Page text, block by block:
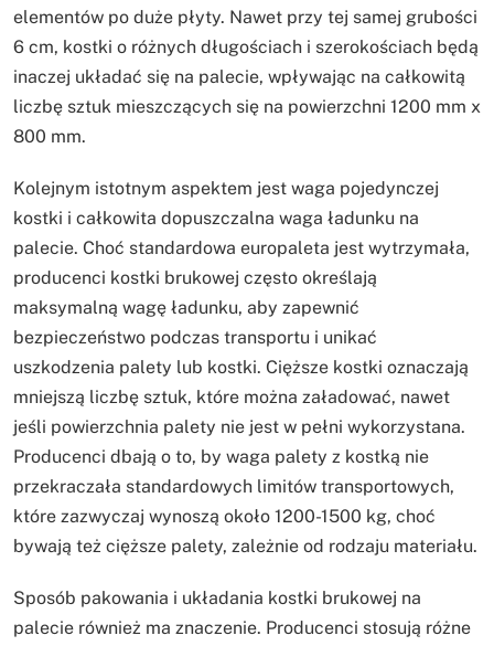
elementów po duże płyty. Nawet przy tej samej grubości
6 cm, kostki o różnych długościach i szerokościach będą
inaczej układać się na palecie, wpływając na całkowitą
liczbę sztuk mieszczących się na powierzchni 1200 mm x
800 mm.
Kolejnym istotnym aspektem jest waga pojedynczej
kostki i całkowita dopuszczalna waga ładunku na
palecie. Choć standardowa europaleta jest wytrzymała,
producenci kostki brukowej często określają
maksymalną wagę ładunku, aby zapewnić
bezpieczeństwo podczas transportu i unikać
uszkodzenia palety lub kostki. Cięższe kostki oznaczają
mniejszą liczbę sztuk, które można załadować, nawet
jeśli powierzchnia palety nie jest w pełni wykorzystana.
Producenci dbają o to, by waga palety z kostką nie
przekraczała standardowych limitów transportowych,
które zazwyczaj wynoszą około 1200-1500 kg, choć
bywają też cięższe palety, zależnie od rodzaju materiału.
Sposób pakowania i układania kostki brukowej na
palecie również ma znaczenie. Producenci stosują różne